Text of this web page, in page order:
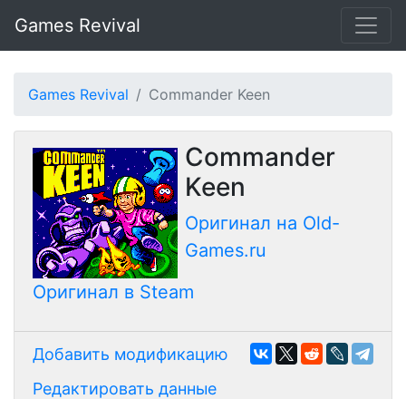
Games Revival
Games Revival Commander Keen
Commander
Keen
Оригинал на Old-
Games.ru
Оригинал в Steam
Добавить модификацию
Редактировать данные